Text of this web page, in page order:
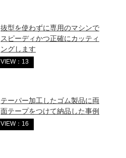
抜型を使わずに専用のマシンで
スピーディかつ正確にカッティ
ングします
VIEW：13
テーパー加工したゴム製品に両
面テープをつけて納品した事例
VIEW：16